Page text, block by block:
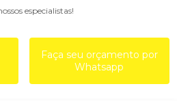
especialistas!
Faça seu orçamento por
Whatsapp